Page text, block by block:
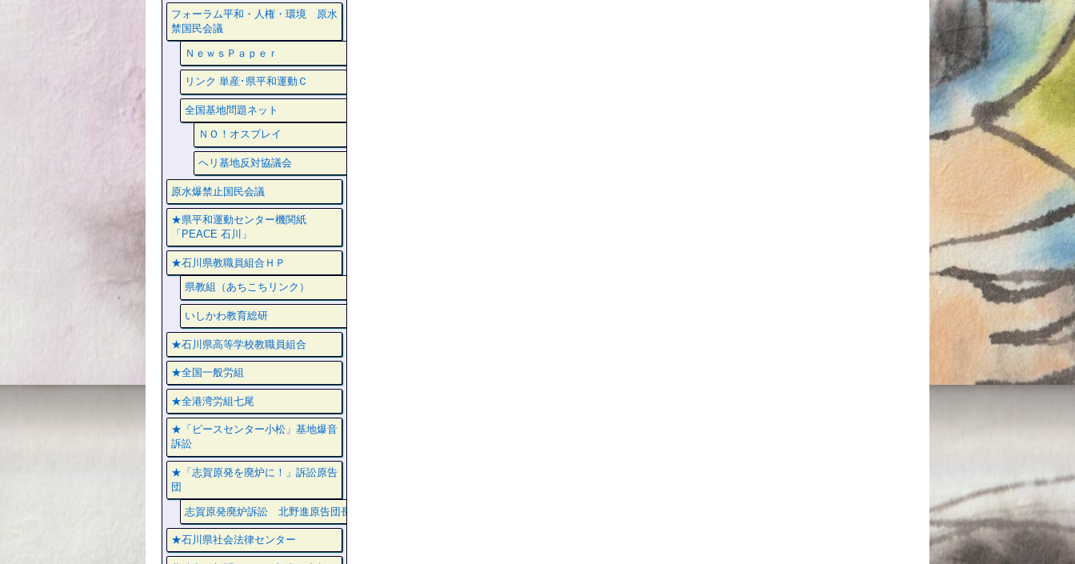
フォーラム平和・人権・環境 原水
禁国民会議
ＮｅｗｓＰａｐｅｒ
リンク 単産･県平和運動Ｃ
全国基地問題ネット
ＮＯ！オスプレイ
ヘリ基地反対協議会
原水爆禁止国民会議
★県平和運動センター機関紙
「PEACE 石川」
★石川県教職員組合ＨＰ
県教組（あちこちリンク）
いしかわ教育総研
★石川県高等学校教職員組合
★全国一般労組
★全港湾労組七尾
★「ピースセンター小松」基地爆音
訴訟
★「志賀原発を廃炉に！」訴訟原告
団
志賀原発廃炉訴訟 北野進原告団長
★石川県社会法律センター